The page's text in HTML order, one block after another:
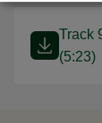
Track
(5:23)